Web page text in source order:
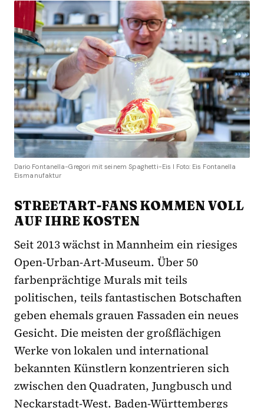
Dario Fontanella-Gregori mit seinem Spaghetti-Eis I Foto: Eis Fontanella
Eismanufaktur
STREETART-FANS KOMMEN VOLL
AUF IHRE KOSTEN
Seit 2013 wächst in Mannheim ein riesiges
Open-Urban-Art-Museum. Über 50
farbenprächtige Murals mit teils
politischen, teils fantastischen Botschaften
geben ehemals grauen Fassaden ein neues
Gesicht. Die meisten der großflächigen
Werke von lokalen und international
bekannten Künstlern konzentrieren sich
zwischen den Quadraten, Jungbusch und
Neckarstadt-West. Baden-Württembergs